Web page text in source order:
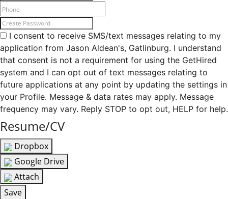
I consent to receive SMS/text messages relating to my
application from Jason Aldean's, Gatlinburg. I understand
that consent is not a requirement for using the GetHired
system and I can opt out of text messages relating to
future applications at any point by updating the settings in
your Profile. Message & data rates may apply. Message
frequency may vary. Reply STOP to opt out, HELP for help.
Resume/CV
Dropbox
Google Drive
Attach
Save